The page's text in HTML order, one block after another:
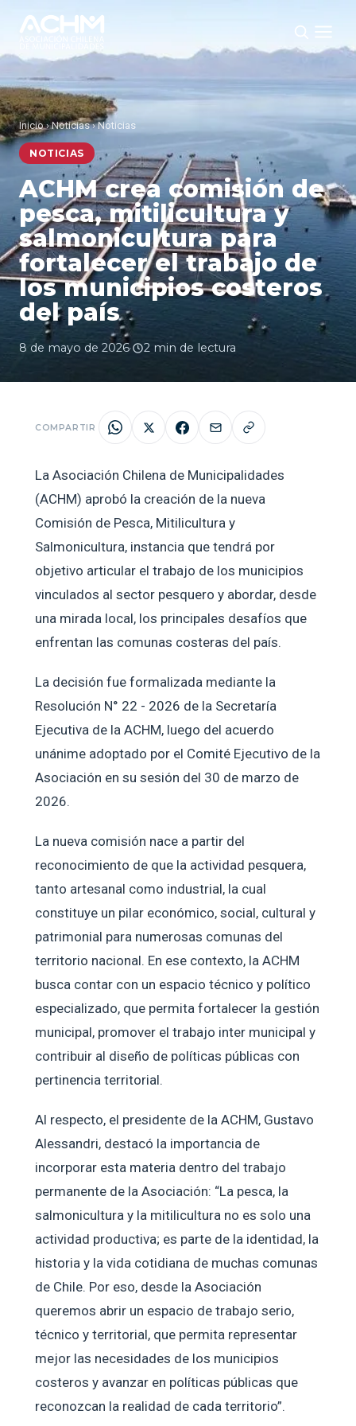
Inicio›Noticias›Noticias
NOTICIAS
ACHM crea comisión de
pesca, mitilicultura y
salmonicultura para
fortalecer el trabajo de
los municipios costeros
del país
8 de mayo de 2026· 2 min de lectura
COMPARTIR
La Asociación Chilena de Municipalidades
(ACHM) aprobó la creación de la nueva
Comisión de Pesca, Mitilicultura y
Salmonicultura, instancia que tendrá por
objetivo articular el trabajo de los municipios
vinculados al sector pesquero y abordar, desde
una mirada local, los principales desafíos que
enfrentan las comunas costeras del país.
La decisión fue formalizada mediante la
Resolución N° 22 - 2026 de la Secretaría
Ejecutiva de la ACHM, luego del acuerdo
unánime adoptado por el Comité Ejecutivo de la
Asociación en su sesión del 30 de marzo de
2026.
La nueva comisión nace a partir del
reconocimiento de que la actividad pesquera,
tanto artesanal como industrial, la cual
constituye un pilar económico, social, cultural y
patrimonial para numerosas comunas del
territorio nacional. En ese contexto, la ACHM
busca contar con un espacio técnico y político
especializado, que permita fortalecer la gestión
municipal, promover el trabajo inter municipal y
contribuir al diseño de políticas públicas con
pertinencia territorial.
Al respecto, el presidente de la ACHM, Gustavo
Alessandri, destacó la importancia de
incorporar esta materia dentro del trabajo
permanente de la Asociación: “La pesca, la
salmonicultura y la mitilicultura no es solo una
actividad productiva; es parte de la identidad, la
historia y la vida cotidiana de muchas comunas
de Chile. Por eso, desde la Asociación
queremos abrir un espacio de trabajo serio,
técnico y territorial, que permita representar
mejor las necesidades de los municipios
costeros y avanzar en políticas públicas que
reconozcan la realidad de cada territorio”.